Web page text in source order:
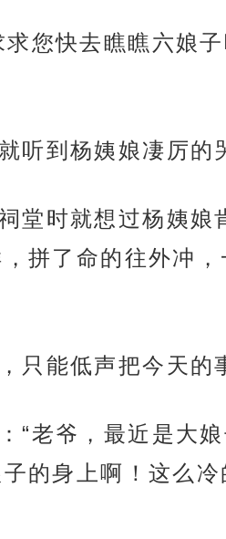
您快去瞧瞧六娘
到杨姨娘凄厉的
堂时就想过杨姨娘
拼了命的往外冲
能低声把今天的
“老爷，最近是大
的身上啊！这么